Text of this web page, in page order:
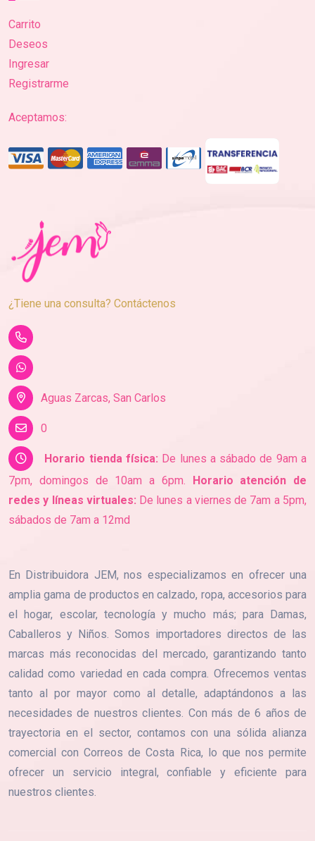
Carrito
Deseos
Ingresar
Registrarme
Aceptamos:
¿Tiene una consulta? Contáctenos
Aguas Zarcas, San Carlos
0
Horario tienda física: De lunes a sábado de 9am a
7pm, domingos de 10am a 6pm.
Horario atención de
redes y líneas virtuales: De lunes a viernes de 7am a 5pm,
sábados de 7am a 12md
En Distribuidora JEM, nos especializamos en ofrecer una
amplia gama de productos en calzado, ropa, accesorios para
el hogar, escolar, tecnología y mucho más; para Damas,
Caballeros y Niños. Somos importadores directos de las
marcas más reconocidas del mercado, garantizando tanto
calidad como variedad en cada compra. Ofrecemos ventas
tanto al por mayor como al detalle, adaptándonos a las
necesidades de nuestros clientes. Con más de 6 años de
trayectoria en el sector, contamos con una sólida alianza
comercial con Correos de Costa Rica, lo que nos permite
ofrecer un servicio integral, confiable y eficiente para
nuestros clientes.